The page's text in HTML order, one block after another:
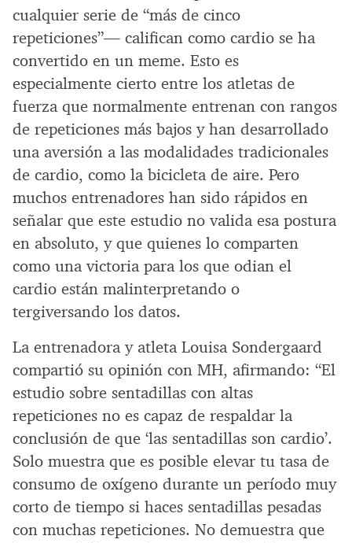
cualquier serie de “más de cinco
repeticiones”— califican como cardio se ha
convertido en un meme. Esto es
especialmente cierto entre los atletas de
fuerza que normalmente entrenan con rangos
de repeticiones más bajos y han desarrollado
una aversión a las modalidades tradicionales
de cardio, como la bicicleta de aire. Pero
muchos entrenadores han sido rápidos en
señalar que este estudio no valida esa postura
en absoluto, y que quienes lo comparten
como una victoria para los que odian el
cardio están malinterpretando o
tergiversando los datos.
La entrenadora y atleta Louisa Sondergaard
compartió su opinión con MH, afirmando: “El
estudio sobre sentadillas con altas
repeticiones no es capaz de respaldar la
conclusión de que ‘las sentadillas son cardio’.
Solo muestra que es posible elevar tu tasa de
consumo de oxígeno durante un período muy
corto de tiempo si haces sentadillas pesadas
con muchas repeticiones. No demuestra que